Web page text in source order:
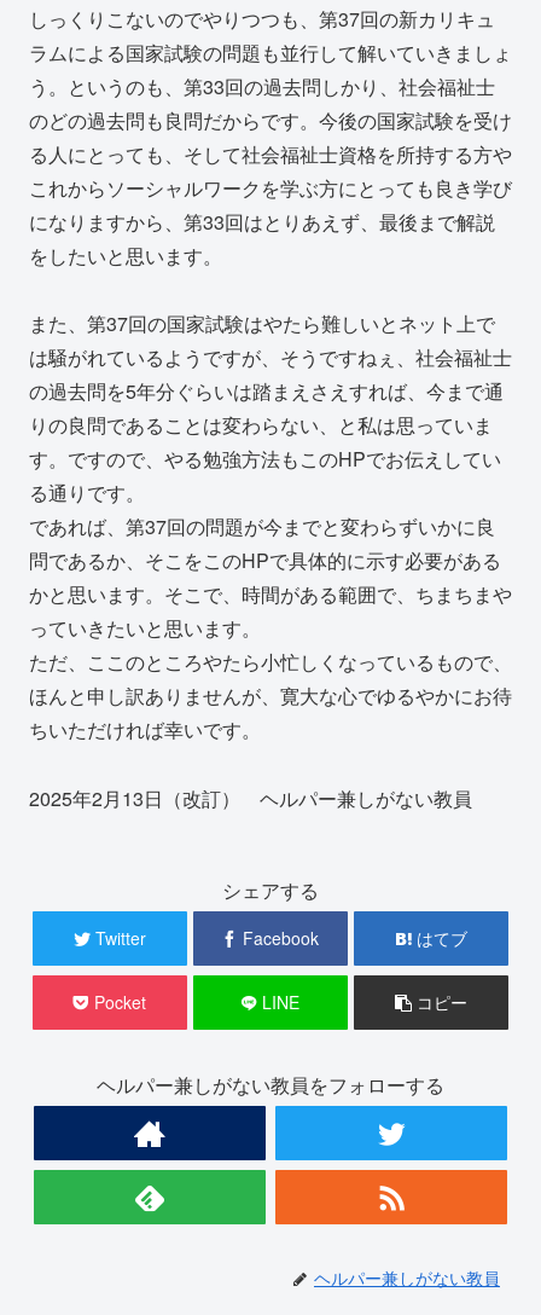
しっくりこないのでやりつつも、第37回の新カリキュ
ラムによる国家試験の問題も並行して解いていきましょ
う。というのも、第33回の過去問しかり、社会福祉士
のどの過去問も良問だからです。今後の国家試験を受け
る人にとっても、そして社会福祉士資格を所持する方や
これからソーシャルワークを学ぶ方にとっても良き学び
になりますから、第33回はとりあえず、最後まで解説
をしたいと思います。
また、第37回の国家試験はやたら難しいとネット上で
は騒がれているようですが、そうですねぇ、社会福祉士
の過去問を5年分ぐらいは踏まえさえすれば、今まで通
りの良問であることは変わらない、と私は思っていま
す。ですので、やる勉強方法もこのHPでお伝えしてい
る通りです。
であれば、第37回の問題が今までと変わらずいかに良
問であるか、そこをこのHPで具体的に示す必要がある
かと思います。そこで、時間がある範囲で、ちまちまや
っていきたいと思います。
ただ、ここのところやたら小忙しくなっているもので、
ほんと申し訳ありませんが、寛大な心でゆるやかにお待
ちいただければ幸いです。
2025年2月13日（改訂） ヘルパー兼しがない教員
シェアする
Twitter Facebook はてブ
Pocket LINE コピー
ヘルパー兼しがない教員をフォローする
ヘルパー兼しがない教員